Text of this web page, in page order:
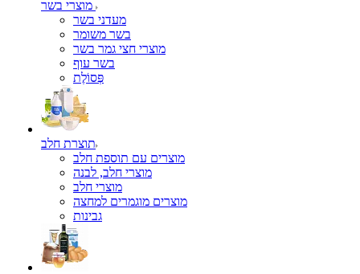
מעדני בשר
בשר משומר
מוצרי חצי גמר בשר
בשר עוף
פְּסוֹלֶת
תוצרת חלב
מוצרים עם תוספת חלב
מוצרי חלב, לבנה
מוצרי חלב
מוצרים מוגמרים למחצה
גבינות